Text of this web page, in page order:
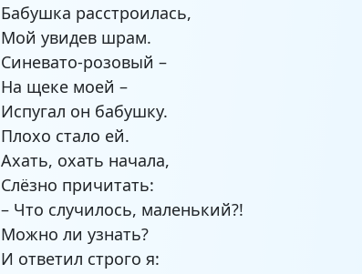
Бабушка расстроилась,
Мой увидев шрам.
Синевато-розовый –
На щеке моей –
Испугал он бабушку.
Плохо стало ей.
Ахать, охать начала,
Слёзно причитать:
– Что случилось, маленький?!
Можно ли узнать?
И ответил строго я: